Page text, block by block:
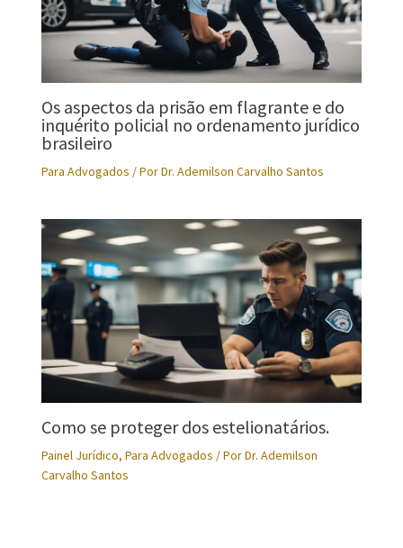
Os aspectos da prisão em flagrante e do
inquérito policial no ordenamento jurídico
brasileiro
Para Advogados / PorDr. Ademilson Carvalho Santos
Como se proteger dos estelionatários.
Painel Jurídico, Para Advogados / PorDr. Ademilson
Carvalho Santos